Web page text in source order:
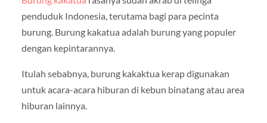
penduduk Indonesia, terutama bagi para pecinta
burung. Burung kakatua adalah burung yang populer
dengan kepintarannya.
Itulah sebabnya, burung kakaktua kerap digunakan
untuk acara-acara hiburan di kebun binatang atau area
hiburan lainnya.